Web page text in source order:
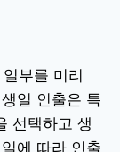
부를 미리
일 인출은 특
선택하고 생
에 따라 인출